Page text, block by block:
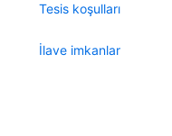
Tesis koşulları
İlave imkanlar